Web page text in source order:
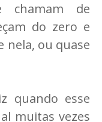
de
do zero e
nela, ou quase
quando esse
muitas vezes